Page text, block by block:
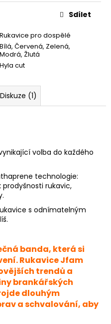
Rukavice pro dospělé
Bílá, Červená, Zelená,
Modrá, Žlutá
Hyla cut
Sdílet
Diskuze (1)
volba do každého
technologie:
rukavic,
s odnímatelným
banda, která si
Rukavice Jfam
trendů a
brankářských
dlouhým
a schvalování, aby